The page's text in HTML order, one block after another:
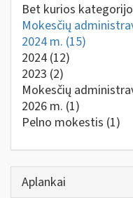
Bet kurios
Mokesčių
2024 m. (15)
2024 (12)
2023 (2)
Mokesčių
2026 m. (1)
Pelno mokestis (1)
Aplankai